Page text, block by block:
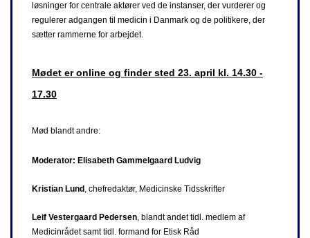
løsninger for centrale aktører ved de instanser, der vurderer og
regulerer adgangen til medicin i Danmark og de politikere, der
sætter rammerne for arbejdet.
Mødet er online og finder sted 23. april kl. 14.30 -
17.30
Mød blandt andre:
Moderator: Elisabeth Gammelgaard Ludvig
Kristian Lund , chefredaktør, Medicinske Tidsskrifter
Leif Vestergaard Pedersen, blandt andet tidl. medlem af
Medicinrådet samt tidl. formand for Etisk Råd